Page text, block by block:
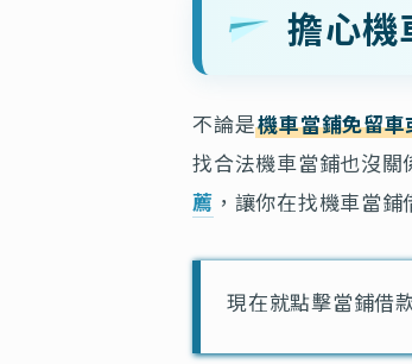
擔心機
不論是機車當鋪免留
找合法機車當鋪也沒
薦 ，讓你在找機車當鋪
現在就點擊當鋪借